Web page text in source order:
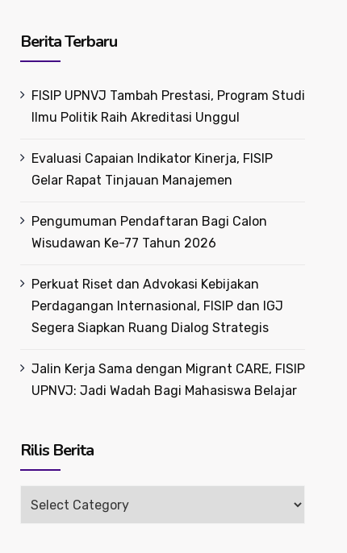
Berita Terbaru
FISIP UPNVJ Tambah Prestasi, Program Studi
Ilmu Politik Raih Akreditasi Unggul
Evaluasi Capaian Indikator Kinerja, FISIP
Gelar Rapat Tinjauan Manajemen
Pengumuman Pendaftaran Bagi Calon
Wisudawan Ke-77 Tahun 2026
Perkuat Riset dan Advokasi Kebijakan
Perdagangan Internasional, FISIP dan IGJ
Segera Siapkan Ruang Dialog Strategis
Jalin Kerja Sama dengan Migrant CARE, FISIP
UPNVJ: Jadi Wadah Bagi Mahasiswa Belajar
Rilis Berita
Rilis